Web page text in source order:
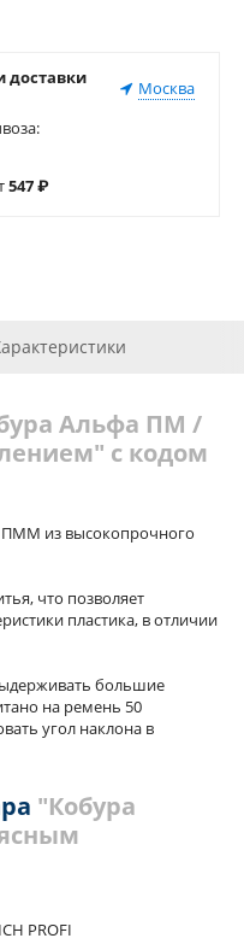
доставки
Москва
:
547₽
Альфа ПМ /
с кодом
ПММ из высокопрочного
что позволяет
пластика, в отличии
большие
на ремень 50
угол наклона в
"Кобура
PROFI